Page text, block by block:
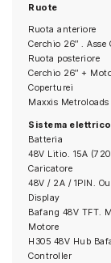
Ruote
Ruota anteriore
Cerchio 26″ . Asse
Ruota posteriore
Cerchio 26″ +
Coperturei
Maxxis Metroloads
Sistema elettrico
Batteria
48V Litio. 15A
Caricatore
48V / 2A / 1PIN.
Display
Bafang 48V TFT.
Motore
H305 48V Hub
Controller